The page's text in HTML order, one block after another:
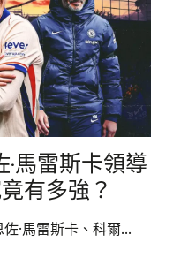
馬雷斯卡領導
有多強？
·馬雷斯卡、科爾...